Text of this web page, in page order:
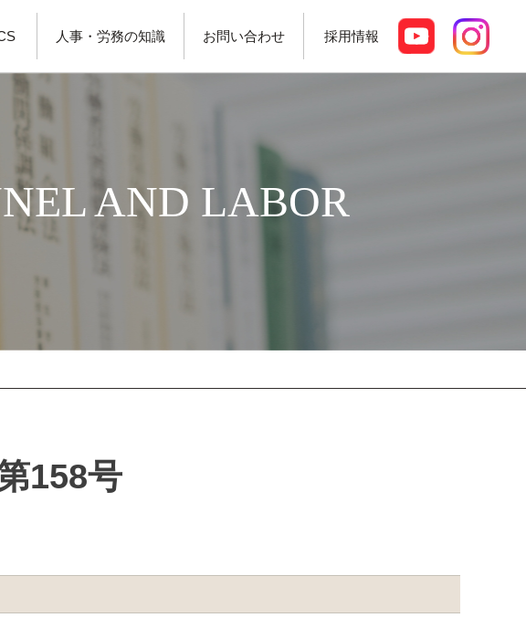
人事・労務の知識 お問い合わせ 採用情報
AND LABOR
158号